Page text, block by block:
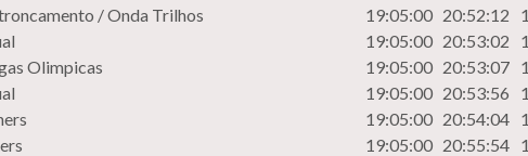
/ Onda Trilhos 19:05:00 20:52:12
19:05:00 20:53:02
Olimpicas 19:05:00 20:53:07
19:05:00 20:53:56
19:05:00 20:54:04
19:05:00 20:55:54